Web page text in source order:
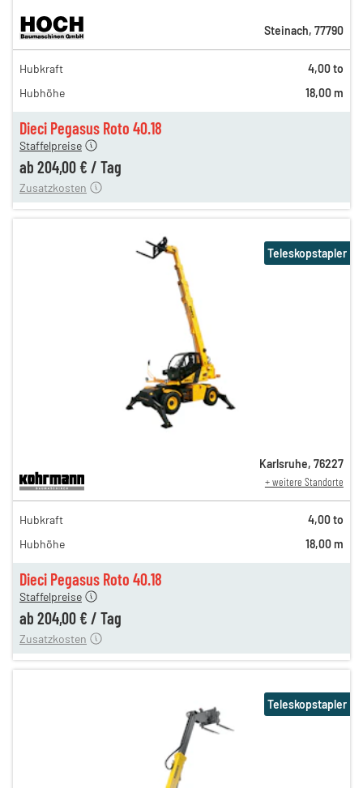
Dieci Pegasus Roto 40.18
353,00 €
294,00 €
245,00 €
Staffelpreise
ab 204,00 € / Tag
12,00 €
Zusatzkosten
Steinach, 77790
Hubkraft
4,00 to
Hubhöhe
18,00 m
Dieci Pegasus Roto 40.18
353,00 €
294,00 €
245,00 €
Staffelpreise
ab 204,00 € / Tag
12,00 €
Zusatzkosten
Teleskopstapler
Karlsruhe, 76227
+ weitere Standorte
Hubkraft
4,00 to
Hubhöhe
18,00 m
Teleskopstapler